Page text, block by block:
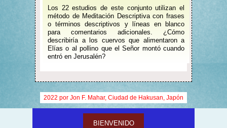
Los 22 estudios de este conjunto utilizan el
método de Meditación Descriptiva con frases
o términos descriptivos y líneas en blanco
para comentarios adicionales. ¿Cómo
describiría a los cuervos que alimentaron a
Elías o al pollino que el Señor montó cuando
entró en Jerusalén?
2022 por Jon F. Mahar, Ciudad de Hakusan, Japón
BIENVENIDO